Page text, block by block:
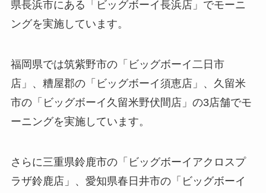
県長浜市にある「ビッグボーイ長浜店」でモーニ
ングを実施しています。
福岡県では筑紫野市の「ビッグボーイ二日市
店」、糟屋郡の「ビッグボーイ須恵店」、久留米
市の「ビッグボーイ久留米野伏間店」の3店舗でモ
ーニングを実施しています。
さらに三重県鈴鹿市の「ビッグボーイアクロスプ
ラザ鈴鹿店」、愛知県春日井市の「ビッグボーイ